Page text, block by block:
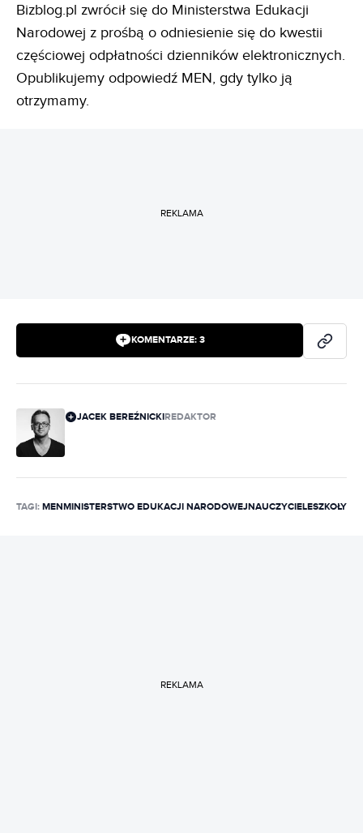
Bizblog.pl zwrócił się do Ministerstwa Edukacji
Narodowej z prośbą o odniesienie się do kwestii
częściowej odpłatności dzienników elektronicznych.
Opublikujemy odpowiedź MEN, gdy tylko ją
otrzymamy.
REKLAMA
KOMENTARZE: 3
JACEK BEREŹNICKIREDAKTOR
TAGI: MENMINISTERSTWO EDUKACJI NARODOWEJNAUCZYCIELESZKOŁY
REKLAMA